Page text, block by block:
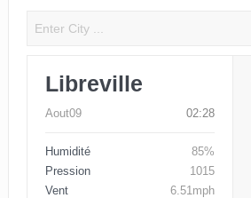
Libreville
Aout09 02:28
Humidité
85%
Pression
1015
Vent
6.51mph